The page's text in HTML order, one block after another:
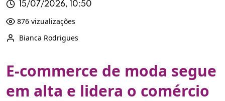
15/07/2026, 10:50
876 vizualizações
Bianca Rodrigues
E-commerce de moda segue
em alta e lidera o comércio